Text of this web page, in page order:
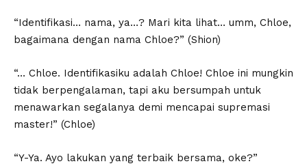
“Identifikasi… nama, ya…? Mari kita lihat… umm, Chloe,
bagaimana dengan nama Chloe?” (Shion)
“… Chloe. Identifikasiku adalah Chloe! Chloe ini mungkin
tidak berpengalaman, tapi aku bersumpah untuk
menawarkan segalanya demi mencapai supremasi
master!” (Chloe)
“Y-Ya. Ayo lakukan yang terbaik bersama, oke?”